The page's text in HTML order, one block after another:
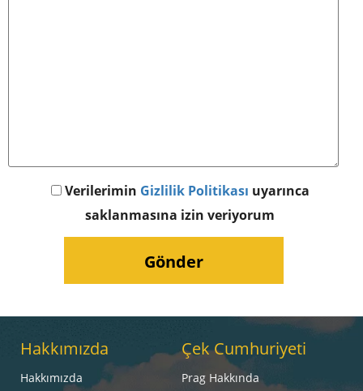
Verilerimin Gizlilik Politikası uyarınca
saklanmasına izin veriyorum
Hakkımızda
Hakkımızda
Çek Cumhuriyeti
Prag Hakkında